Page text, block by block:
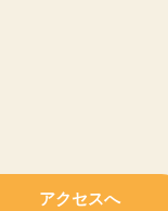
アクセスへ